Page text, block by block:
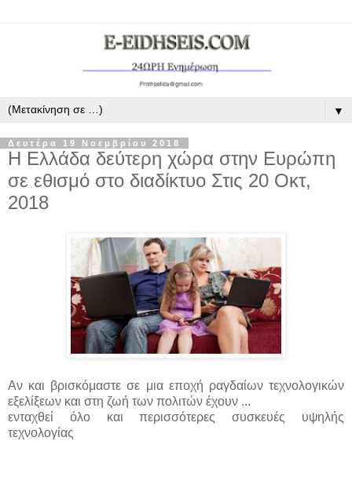
▼
Δευτέρα 19 Νοεμβρίου 2018
Η Ελλάδα δεύτερη χώρα στην Ευρώπη
σε εθισμό στο διαδίκτυο Στις 20 Οκτ,
2018
Αν και βρισκόμαστε σε μια εποχή ραγδαίων τεχνολογικών
εξελίξεων και στη ζωή των πολιτών έχουν ...
ενταχθεί όλο και περισσότερες συσκευές υψηλής
τεχνολογίας